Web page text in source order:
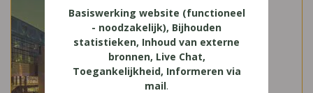
Basiswerking website (functioneel
- noodzakelijk), Bijhouden
statistieken, Inhoud van externe
bronnen, Live Chat,
Toegankelijkheid, Informeren via
mail.